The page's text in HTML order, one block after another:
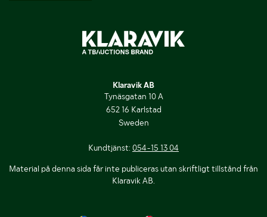
Klaravik AB
Tynäsgatan 10 A
652 16 Karlstad
Sweden
Kundtjänst: 054-15 13 04
Material på denna sida får inte publiceras utan skriftligt tillstånd från
Klaravik AB.